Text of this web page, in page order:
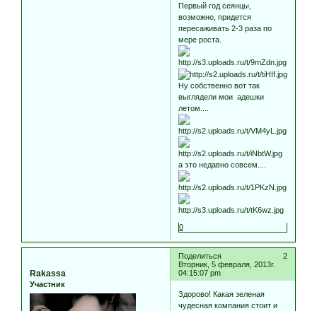
Первый год сеянцы,
возможно, придется
пересаживать 2-3 раза по
мере роста.
Ну собственно вот так
выглядели мои адешки
летом....
а это недавно совсем....
0
Поделиться
2
Вторник, 5 февраля, 2013г.
04:15:07 pm
Rakassa
Участник
Здорово! Какая зеленая
чудесная компания стоит и